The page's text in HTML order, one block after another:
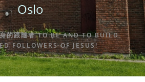
Oslo
的跟隨者 TO BE AND TO BUILD
FOLLOWERS OF JESUS!